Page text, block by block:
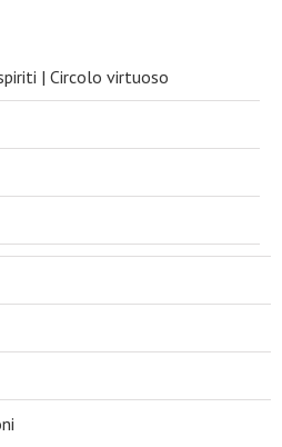
| Circolo virtuoso